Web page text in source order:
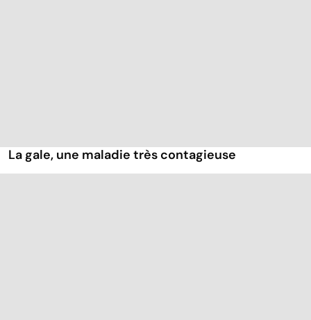
La gale, une maladie très contagieuse